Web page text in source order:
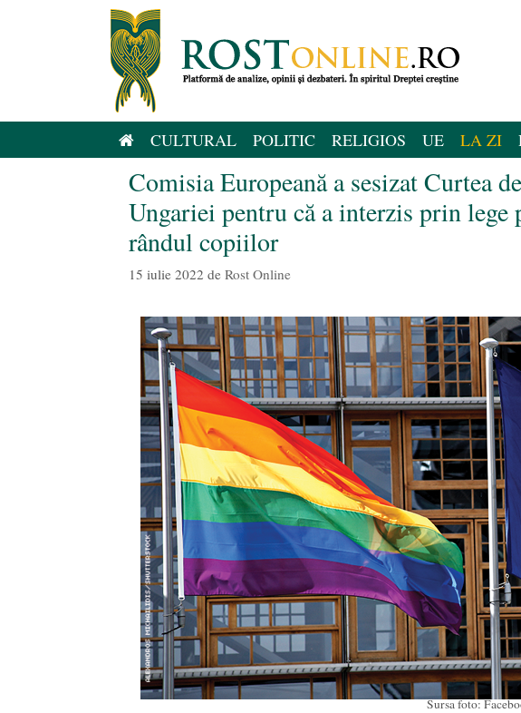
CULTURAL POLITIC RELIGIOS UE LA ZI
Comisia Europeană a sesizat Curtea
Ungariei pentru că a interzis prin lege
rândul copiilor
15 iulie 2022 de Rost Online
Sursa foto: